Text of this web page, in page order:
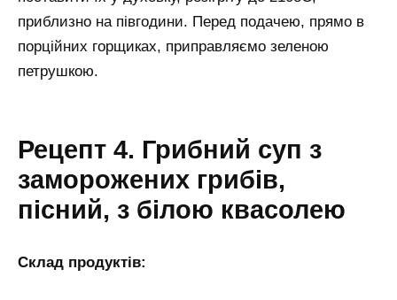
приблизно на півгодини. Перед подачею, прямо в
порційних горщиках, приправляємо зеленою
петрушкою.
Рецепт 4. Грибний суп з
заморожених грибів,
пісний, з білою квасолею
Склад продуктів: